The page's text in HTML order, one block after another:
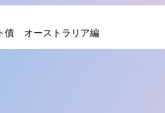
債 オーストラリア編